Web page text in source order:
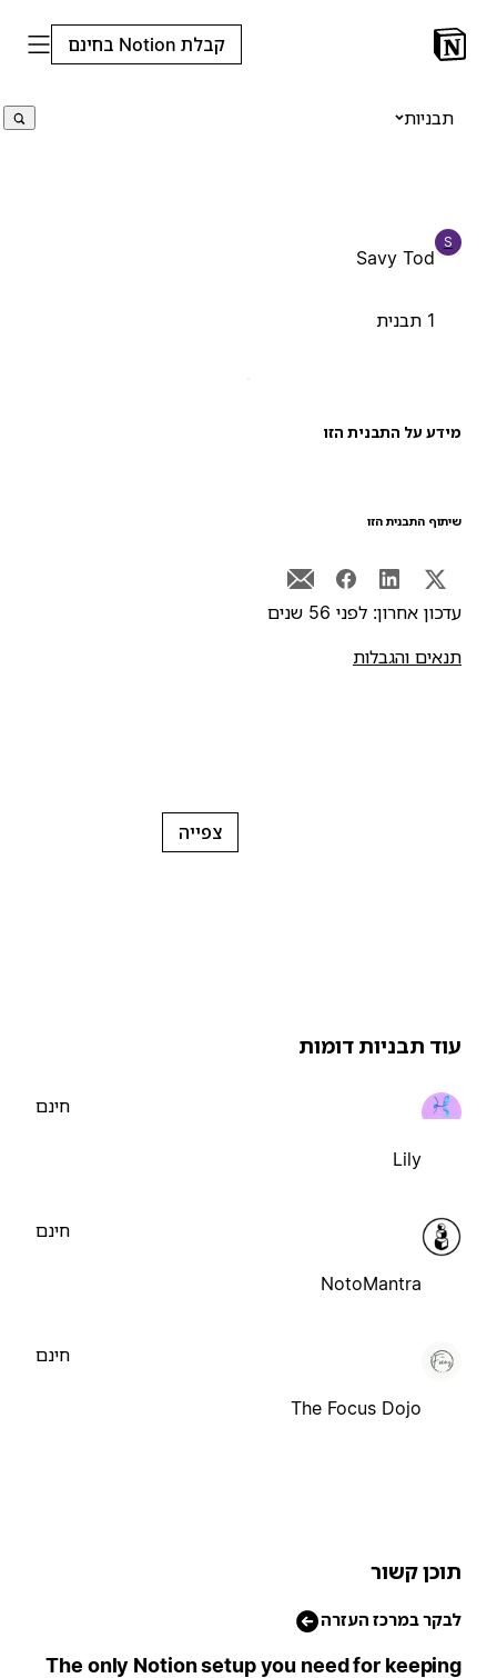
קבלת Notion בחינם
תבניות
Savy Tod
על התבנית הזו
התבנית הזו
אחרון: לפני 56 שנים
והגבלות
צפייה
תבניות דומות
NotoMantra
The Focus Dojo
קשור
במרכז העזרה
The only Notion setup you need for